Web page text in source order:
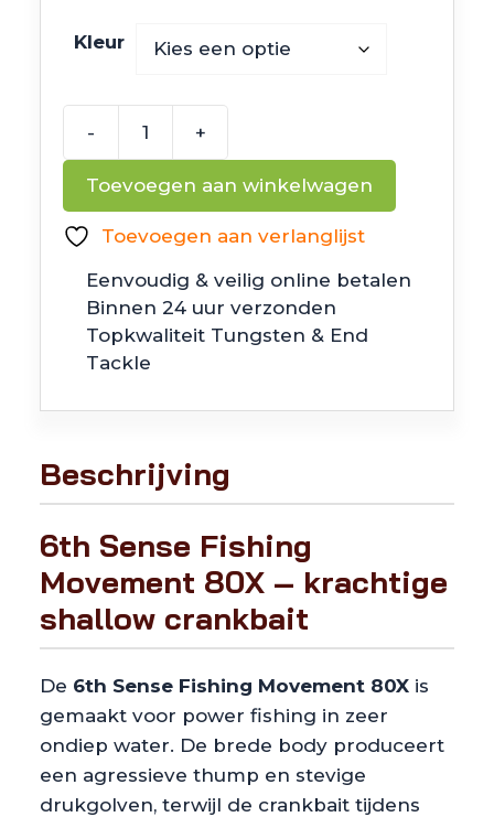
Kleur
-
Fishing
Movement
aantal
+
Toevoegen aan winkelwagen
Toevoegen aan verlanglijst
Eenvoudig & veilig online betalen
Binnen 24 uur verzonden
Topkwaliteit Tungsten & End
Tackle
Beschrijving
6th Sense Fishing
Movement 80X – krachtige
shallow crankbait
De 6th Sense Fishing Movement 80X is
gemaakt voor power fishing in zeer
ondiep water. De brede body produceert
een agressieve thump en stevige
drukgolven, terwijl de crankbait tijdens